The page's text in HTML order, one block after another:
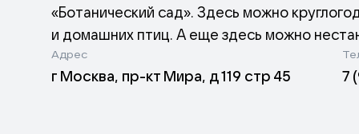
«Ботанический сад». Здесь можно
и домашних птиц. А еще здесь можно
Место, где расположилась «Городская
Адрес
г Москва, пр-кт Мира, д 119 стр 45 7